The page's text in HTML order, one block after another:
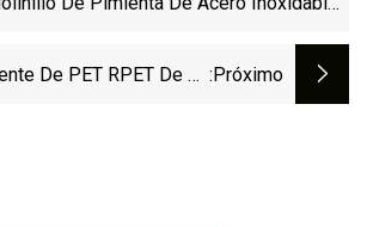
De PET RPET De 45 :próximo